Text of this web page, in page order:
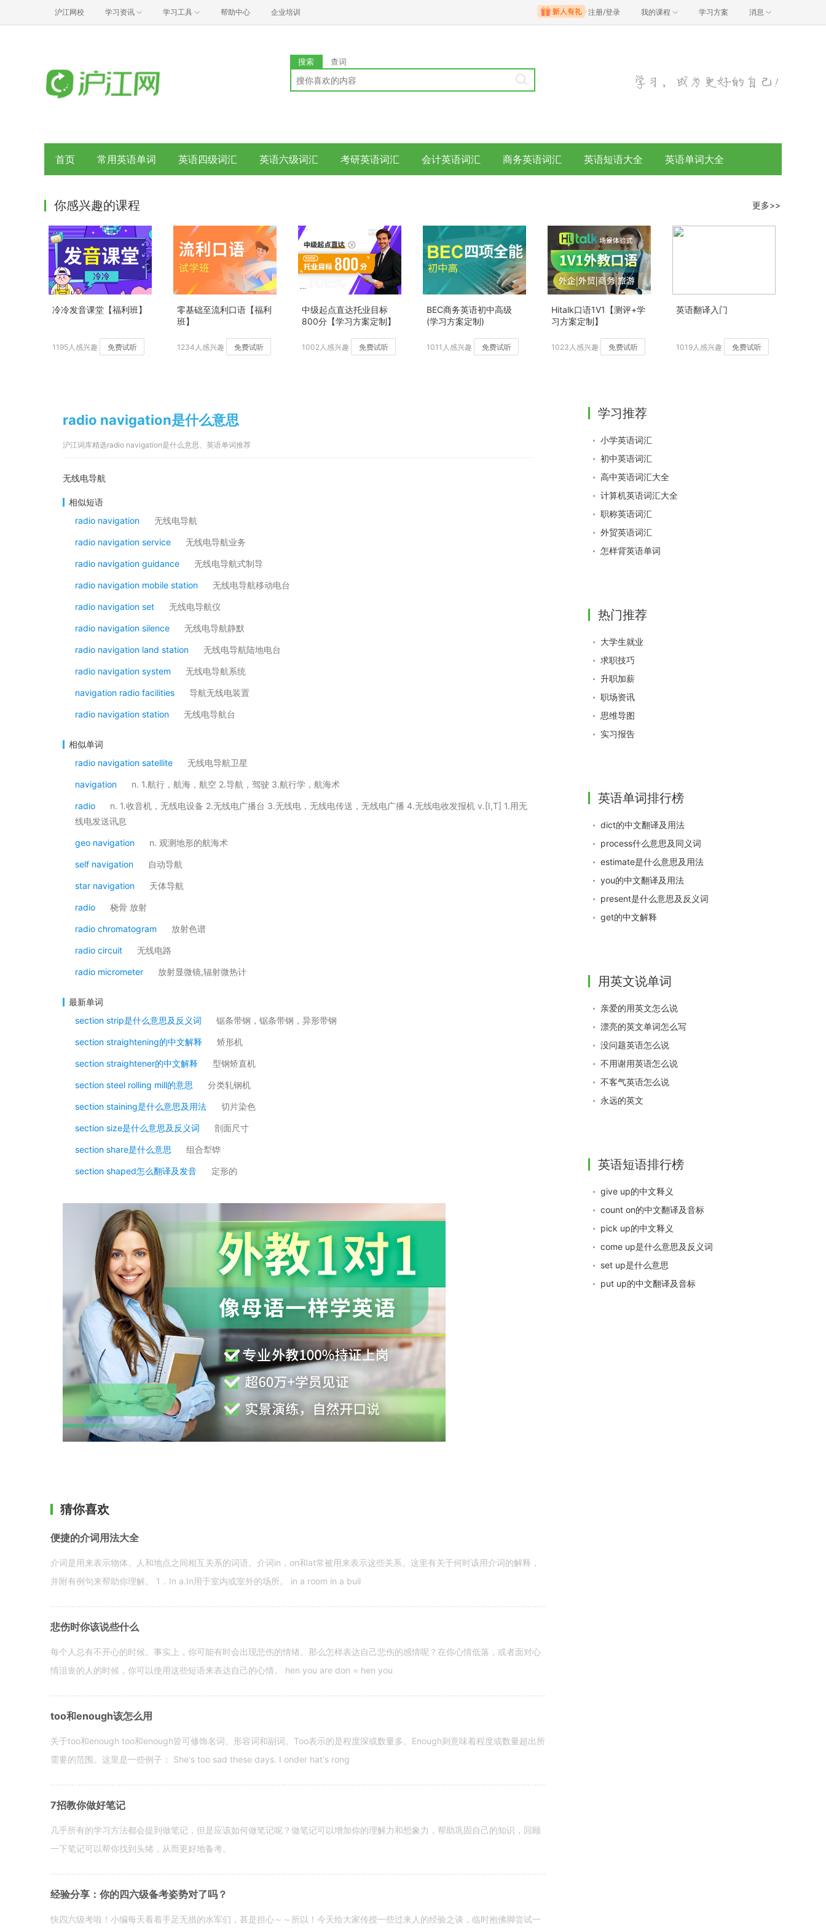
沪江网校 学习资讯 学习工具 帮助中心 企业培训 注册/登录 我的课程 学习方案 消息
搜索 查词
首页 常用英语单词 英语四级词汇 英语六级词汇 考研英语词汇 会计英语词汇 商务英语词汇 英语短语大全 英语单词大全
你感兴趣的课程 更多>>
冷冷发音课堂【福利班】
1195人感兴趣 免费试听
零基础至流利口语【福利
班】
1234人感兴趣 免费试听
中级起点直达托业目标
800分【学习方案定制】
1002人感兴趣 免费试听
BEC商务英语初中高级
(学习方案定制)
1011人感兴趣 免费试听
Hitalk口语1V1【测评+学
习方案定制】
1023人感兴趣 免费试听
英语翻译入门
1019人感兴趣 免费试听
radio navigation是什么意思
沪江词库精选radio navigation是什么意思、英语单词推荐
无线电导航
相似短语
radio navigation
无线电导航
radio navigation service 无线电导航业务
radio navigation guidance 无线电导航式制导
radio navigation mobile station 无线电导航移动电台
radio navigation set 无线电导航仪
radio navigation silence 无线电导航静默
radio navigation land station 无线电导航陆地电台
radio navigation system 无线电导航系统
navigation radio facilities 导航无线电装置
radio navigation station 无线电导航台
相似单词
radio navigation satellite
无线电导航卫星
navigation n. 1.航行，航海，航空 2.导航，驾驶 3.航行学，航海术
radio
n. 1.收音机，无线电设备 2.无线电广播台 3.无线电，无线电传送，无线电广播 4.无线电收发报机 v.[I,T] 1.用无
线电发送讯息
geo navigation n. 观测地形的航海术
self navigation 自动导航
star navigation 天体导航
radio 桡骨 放射
radio chromatogram 放射色谱
radio circuit 无线电路
radio micrometer 放射显微镜,辐射微热计
最新单词
section strip是什么意思及反义词
锯条带钢，锯条带钢，异形带钢
section straightening的中文解释 矫形机
section straightener的中文解释 型钢矫直机
section steel rolling mill的意思 分类轧钢机
section staining是什么意思及用法 切片染色
section size是什么意思及反义词 剖面尺寸
section share是什么意思 组合犁铧
section shaped怎么翻译及发音 定形的
猜你喜欢
便捷的介词用法大全
介词是用来表示物体、人和地点之间相互关系的词语。介词in，on和at常被用来表示这些关系。这里有关于何时该用介词的解释，
并附有例句来帮助你理解。 1．In a.In用于室内或室外的场所。 in a room in a buil
悲伤时你该说些什么
每个人总有不开心的时候。事实上，你可能有时会出现悲伤的情绪。那么怎样表达自己悲伤的感情呢？在你心情低落，或者面对心
情沮丧的人的时候，你可以使用这些短语来表达自己的心情。 hen you are don = hen you
too和enough该怎么用
关于too和enough too和enough皆可修饰名词、形容词和副词。Too表示的是程度深或数量多。Enough则意味着程度或数量超出所
需要的范围。这里是一些例子： She's too sad these days. I onder hat's rong
7招教你做好笔记
几乎所有的学习方法都会提到做笔记，但是应该如何做笔记呢？做笔记可以增加你的理解力和想象力，帮助巩固自己的知识，回顾
一下笔记可以帮你找到头绪，从而更好地备考。
经验分享：你的四六级备考姿势对了吗？
快四六级考啦！小编每天看着手足无措的水军们，甚是担心～～所以！今天给大家传授一些过来人的经验之谈，临时抱佛脚尝试一
学习推荐
小学英语词汇
初中英语词汇
高中英语词汇大全
计算机英语词汇大全
职称英语词汇
外贸英语词汇
怎样背英语单词
热门推荐
大学生就业
求职技巧
升职加薪
职场资讯
思维导图
实习报告
英语单词排行榜
dict的中文翻译及用法
process什么意思及同义词
estimate是什么意思及用法
you的中文翻译及用法
present是什么意思及反义词
get的中文解释
用英文说单词
亲爱的用英文怎么说
漂亮的英文单词怎么写
没问题英语怎么说
不用谢用英语怎么说
不客气英语怎么说
永远的英文
英语短语排行榜
give up的中文释义
count on的中文翻译及音标
pick up的中文释义
come up是什么意思及反义词
set up是什么意思
put up的中文翻译及音标